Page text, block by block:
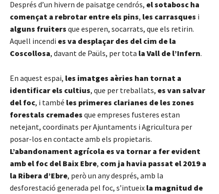
Després d’un hivern de paisatge cendrós, el sotabosc ha
començat a rebrotar entre els pins, les carrasques i
alguns fruiters que esperen, socarrats, que els retirin.
Aquell incendi es va desplaçar des del cim de la
Coscollosa, davant de Paüls, per tota la Vall de l’Infern.
En aquest espai, les imatges aèries han tornat a
identificar els cultius, que per treballats, es van salvar
del foc, i també les primeres clarianes de les zones
forestals cremades que empreses fusteres estan
netejant, coordinats per Ajuntaments i Agricultura per
posar-los en contacte amb els propietaris.
L’abandonament agrícola es va tornar a fer evident
amb el foc del Baix Ebre, com ja havia passat el 2019 a
la Ribera d’Ebre, però un any després, amb la
desforestació generada pel foc, s’intueix la magnitud de